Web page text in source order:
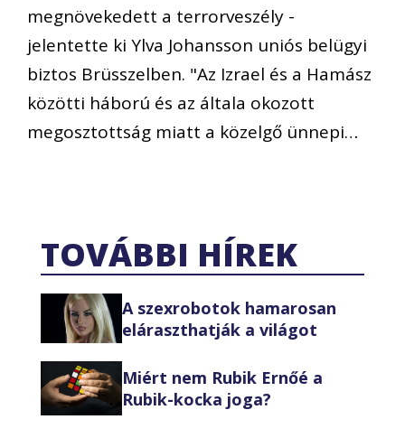
megnövekedett a terrorveszély -
jelentette ki Ylva Johansson uniós belügyi
biztos Brüsszelben. "Az Izrael és a Hamász
közötti háború és az általa okozott
megosztottság miatt a közelgő ünnepi…
TOVÁBBI HÍREK
A szexrobotok hamarosan
eláraszthatják a világot
Miért nem Rubik Ernőé a
Rubik-kocka joga?